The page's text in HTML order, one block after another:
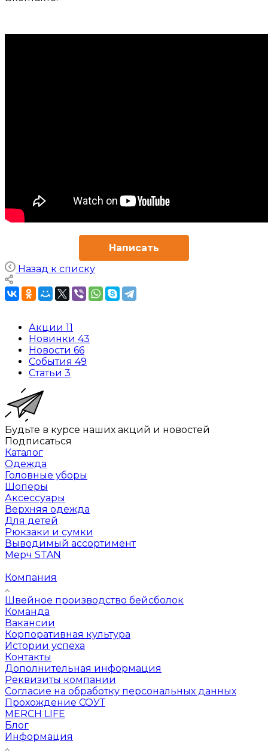
Написать
Назад к списку
Акции 11
Новинки 43
Новости 66
События 49
Статьи 3
Будьте в курсе наших акций и новостей
Подписаться
Каталог
Одежда
Головные уборы
Шоперы
Аксессуары
Верхняя одежда
Для детей
Рюкзаки и сумки
Выводимый ассортимент
Мерч STAN
Компания
Швейное производство бейсболок
Команда
Вакансии
Корпоративная культура
Истории успеха
Контакты
Дополнительная информация
Реквизиты компании
Согласие на обработку персональных данных
Прохождение СОУТ
MERCH LIFE
Блог
Информация